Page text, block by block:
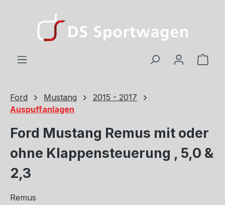
Zum Hauptinhalt springen
Ford Mustang
2015 - 2017
Auspuffanlagen
Ford Mustang Remus mit oder
ohne Klappensteuerung , 5,0 &
2,3
Remus